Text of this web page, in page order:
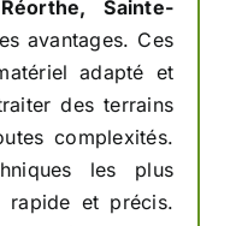
Sainte-
avantages. Ces
adapté et
des terrains
complexités.
les plus
rapide et précis.